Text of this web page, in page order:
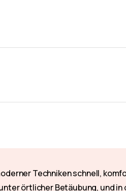
Techniken schnell,
örtlicher Betäubung, und in